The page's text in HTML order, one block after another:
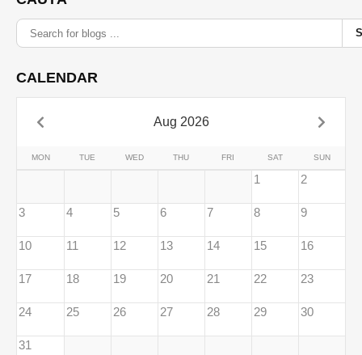
CALENDAR
Aug 2026
MON TUE WED THU FRI SAT SUN
1 2
3 4 5 6 7 8 9
10 11 12 13 14 15 16
17 18 19 20 21 22 23
24 25 26 27 28 29 30
31